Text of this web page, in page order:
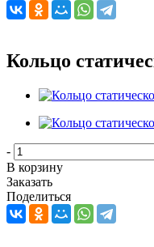
Кольцо
-
В корзину
Заказать
Поделиться